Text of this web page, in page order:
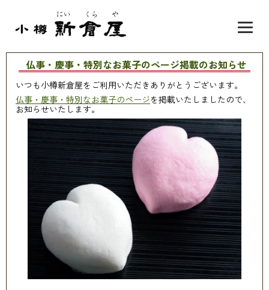
仏事・慶事・特別なお菓子のページ掲載のお知らせ
いつも小樽新倉屋をご利用いただきありがとうございます。
仏事・慶事・特別なお菓子のページを掲載いたしましたので、
お知らせいたします。